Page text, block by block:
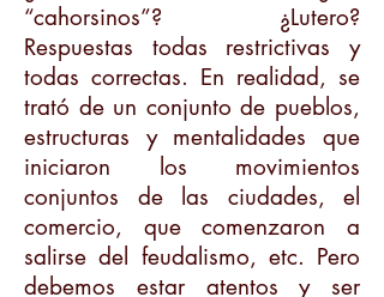
“cahorsinos”? ¿Lutero?
Respuestas todas restrictivas y
todas correctas. En realidad, se
trató de un conjunto de pueblos,
estructuras y mentalidades que
iniciaron los movimientos
conjuntos de las ciudades, el
comercio, que comenzaron a
salirse del feudalismo, etc. Pero
debemos estar atentos y ser